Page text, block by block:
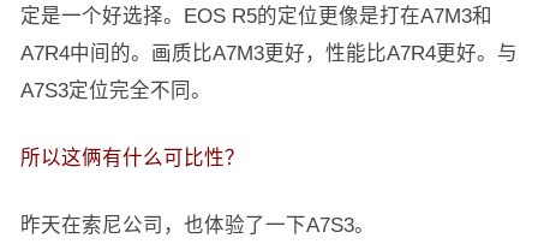
定是一个好选择。EOS R5的定位更像是打在A7M3和
A7R4中间的。画质比A7M3更好，性能比A7R4更好。与
A7S3定位完全不同。
所以这俩有什么可比性？
昨天在索尼公司，也体验了一下A7S3。